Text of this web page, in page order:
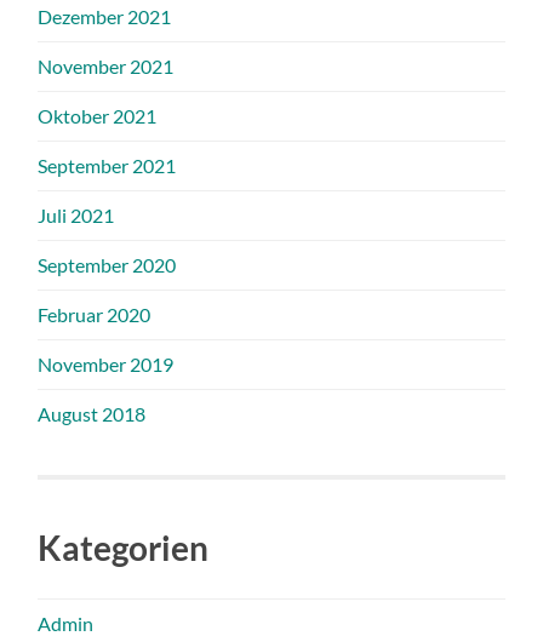
Dezember 2021
November 2021
Oktober 2021
September 2021
Juli 2021
September 2020
Februar 2020
November 2019
August 2018
Kategorien
Admin